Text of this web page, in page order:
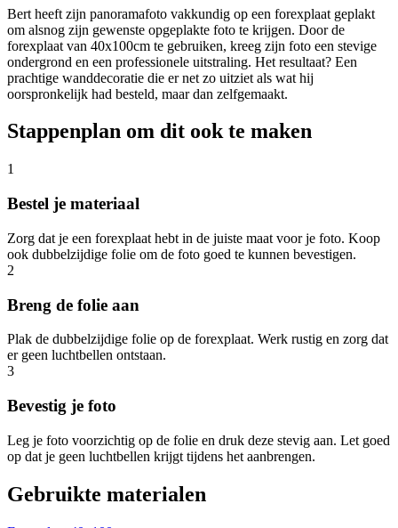
Bert heeft zijn panoramafoto vakkundig op een forexplaat geplakt
om alsnog zijn gewenste opgeplakte foto te krijgen. Door de
forexplaat van 40x100cm te gebruiken, kreeg zijn foto een stevige
ondergrond en een professionele uitstraling. Het resultaat? Een
prachtige wanddecoratie die er net zo uitziet als wat hij
oorspronkelijk had besteld, maar dan zelfgemaakt.
Stappenplan om dit ook te maken
1
Bestel je materiaal
Zorg dat je een forexplaat hebt in de juiste maat voor je foto. Koop
ook dubbelzijdige folie om de foto goed te kunnen bevestigen.
2
Breng de folie aan
Plak de dubbelzijdige folie op de forexplaat. Werk rustig en zorg dat
er geen luchtbellen ontstaan.
3
Bevestig je foto
Leg je foto voorzichtig op de folie en druk deze stevig aan. Let goed
op dat je geen luchtbellen krijgt tijdens het aanbrengen.
Gebruikte materialen